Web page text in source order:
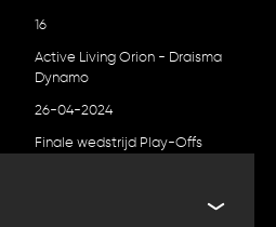
16
Active Living Orion - Draisma
Dynamo
26-04-2024
Finale wedstrijd Play-Offs